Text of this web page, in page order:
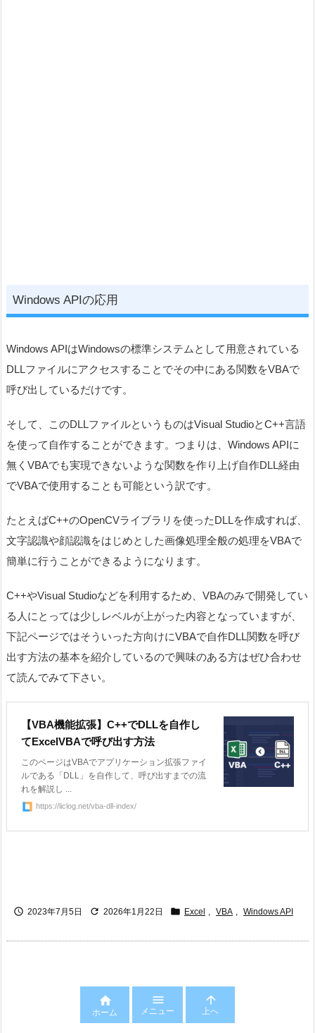
Windows APIの応用
Windows APIはWindowsの標準システムとして用意されている
DLLファイルにアクセスすることでその中にある関数をVBAで
呼び出しているだけです。
そして、このDLLファイルというものはVisual StudioとC++言語
を使って自作することができます。つまりは、Windows APIに
無くVBAでも実現できないような関数を作り上げ自作DLL経由
でVBAで使用することも可能という訳です。
たとえばC++のOpenCVライブラリを使ったDLLを作成すれば、
文字認識や顔認識をはじめとした画像処理全般の処理をVBAで
簡単に行うことができるようになります。
C++やVisual Studioなどを利用するため、VBAのみで開発してい
る人にとっては少しレベルが上がった内容となっていますが、
下記ページではそういった方向けにVBAで自作DLL関数を呼び
出す方法の基本を紹介しているので興味のある方はぜひ合わせ
て読んでみて下さい。
【VBA機能拡張】C++でDLLを自作し
てExcelVBAで呼び出す方法
このページはVBAでアプリケーション拡張ファイ
ルである「DLL」を自作して、呼び出すまでの流
れを解説し ...
https://liclog.net/vba-dll-index/
 2023年7月5日  2026年1月22日  Excel VBA Windows API

ホーム

メニュー

上へ